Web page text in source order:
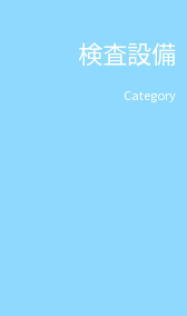
検査設備
Category